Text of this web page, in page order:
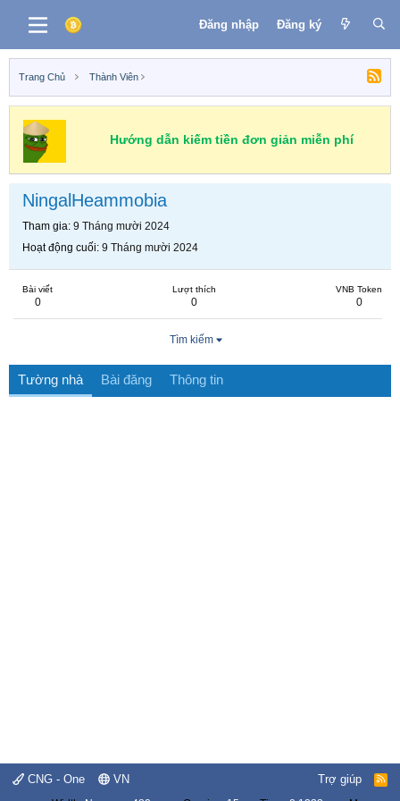
Đăng nhập Đăng ký
Trang Chủ Thành Viên
Hướng dẫn kiếm tiền đơn giản miễn phí
NingalHeammobia
Tham gia 9 Tháng mười 2024
Hoạt động cuối 9 Tháng mười 2024
Bài viết
0
Lượt thích
0
VNB Token
0
Tìm kiếm
Tường nhà Bài đăng Thông tin
CNG - One VN Trợ giúp
R